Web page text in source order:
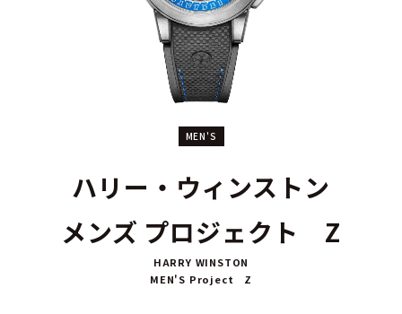
MEN'S
ハリー・ウィンストン
メンズ プロジェクト Z
HARRY WINSTON
MEN'S Project Z